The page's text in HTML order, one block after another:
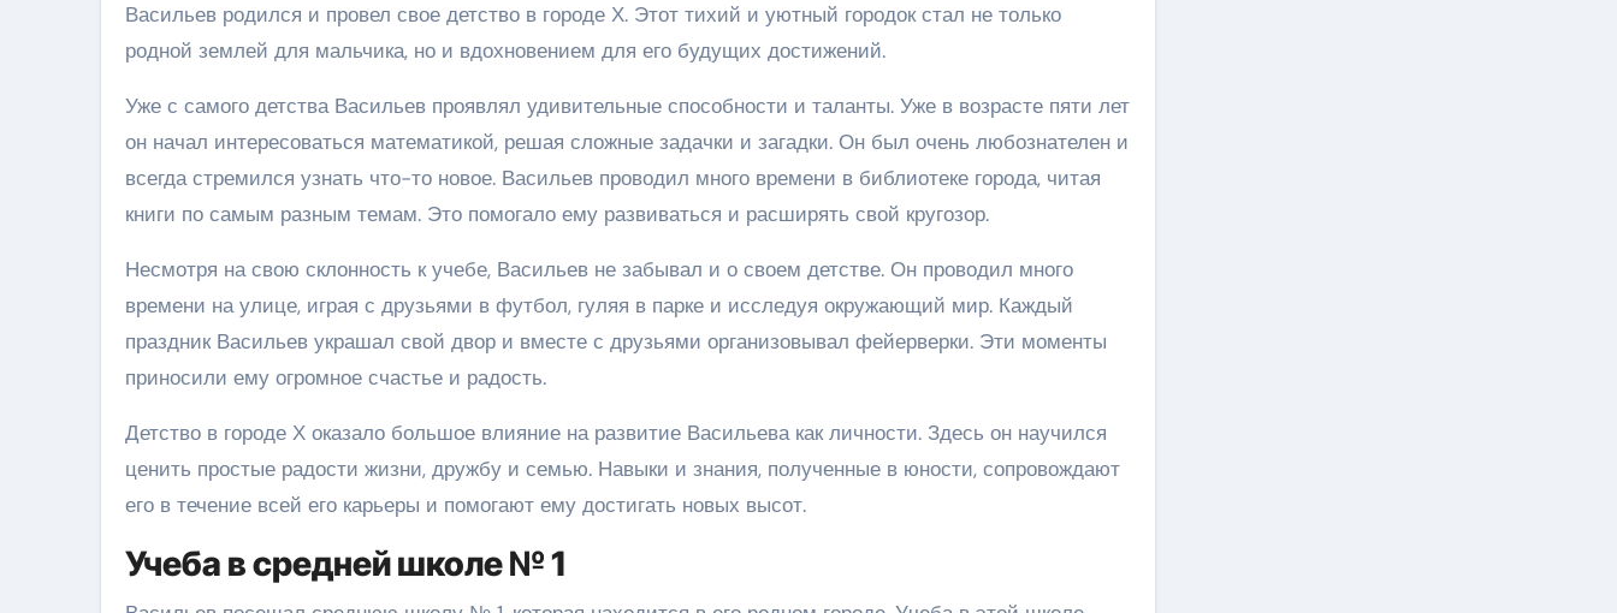
Васильев родился и провел свое детство в городе Х. Этот тихий и уютный городок стал не только
родной землей для мальчика, но и вдохновением для его будущих достижений.
Уже с самого детства Васильев проявлял удивительные способности и таланты. Уже в возрасте пяти лет
он начал интересоваться математикой, решая сложные задачки и загадки. Он был очень любознателен и
всегда стремился узнать что-то новое. Васильев проводил много времени в библиотеке города, читая
книги по самым разным темам. Это помогало ему развиваться и расширять свой кругозор.
Несмотря на свою склонность к учебе, Васильев не забывал и о своем детстве. Он проводил много
времени на улице, играя с друзьями в футбол, гуляя в парке и исследуя окружающий мир. Каждый
праздник Васильев украшал свой двор и вместе с друзьями организовывал фейерверки. Эти моменты
приносили ему огромное счастье и радость.
Детство в городе Х оказало большое влияние на развитие Васильева как личности. Здесь он научился
ценить простые радости жизни, дружбу и семью. Навыки и знания, полученные в юности, сопровождают
его в течение всей его карьеры и помогают ему достигать новых высот.
Учеба в средней школе № 1